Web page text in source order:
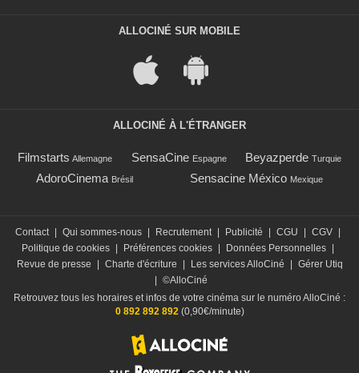
ALLOCINÉ SUR MOBILE
ALLOCINÉ À L'ÉTRANGER
Filmstarts Allemagne SensaCine Espagne Beyazperde Turquie
AdoroCinema Brésil Sensacine México Mexique
Contact Qui sommes-nous Recrutement Publicité CGU CGV
Politique de cookies
Préférences cookies Données Personnelles
Revue de presse
Charte d'écriture Les services AlloCiné
Gérer Utiq
©AlloCiné
Retrouvez tous les horaires et infos de votre cinéma sur le numéro AlloCiné :
0 892 892 892(0,90€/minute)